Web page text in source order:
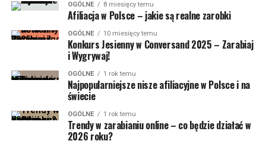
OGÓLNE 8 miesięcy temu
Afiliacja w Polsce – jakie są realne zarobki
OGÓLNE 10 miesięcy temu
Konkurs Jesienny w Conversand 2025 – Zarabiaj
i Wygrywaj!
OGÓLNE 1 rok temu
Najpopularniejsze nisze afiliacyjne w Polsce i na
świecie
OGÓLNE 1 rok temu
Trendy w zarabianiu online – co będzie działać w
2026 roku?